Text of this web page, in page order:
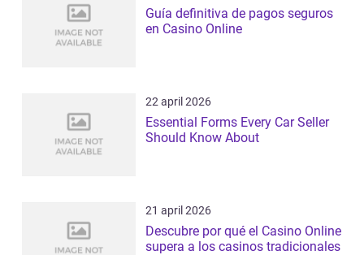
Guía definitiva de pagos seguros
en Casino Online
22 april 2026
Essential Forms Every Car Seller
Should Know About
21 april 2026
Descubre por qué el Casino Online
supera a los casinos tradicionales